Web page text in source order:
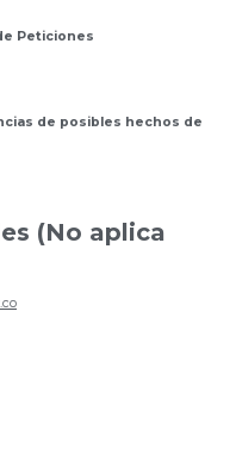
Peticiones
de posibles hechos de
(No aplica